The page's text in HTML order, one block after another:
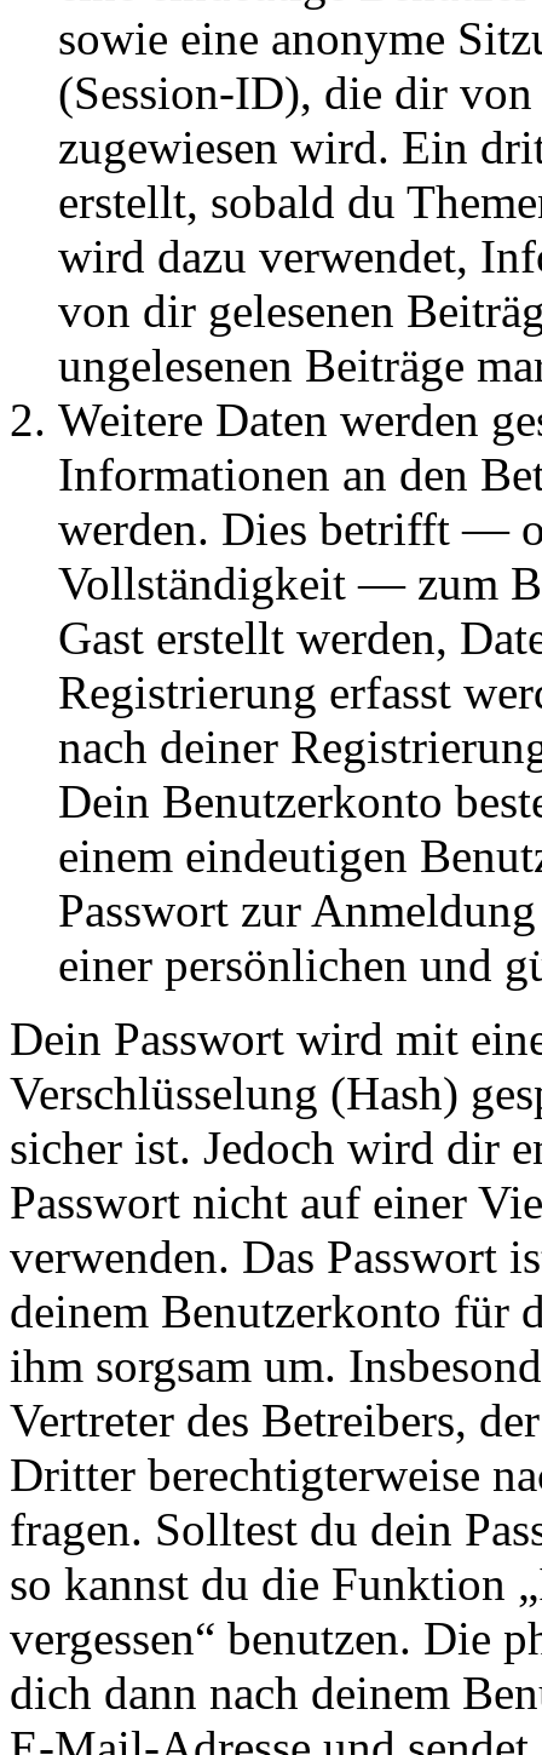
sowie eine anonyme
(Session-ID), die dir
zugewiesen wird. Ein
erstellt, sobald du
wird dazu verwendet,
von dir gelesenen
ungelesenen Beiträge
Weitere Daten werden
Informationen an den
werden. Dies betrifft —
Vollständigkeit — zum
Gast erstellt werden,
Registrierung erfasst
nach deiner
Dein Benutzerkonto
einem eindeutigen
Passwort zur
einer persönlichen und
Dein Passwort wird mit
Verschlüsselung (Hash)
sicher ist. Jedoch wird dir
Passwort nicht auf einer
verwenden. Das Passwort
deinem Benutzerkonto für
ihm sorgsam um.
Vertreter des Betreibers,
Dritter berechtigterweise
fragen. Solltest du dein
so kannst du die Funktion
vergessen“ benutzen. Die
dich dann nach deinem